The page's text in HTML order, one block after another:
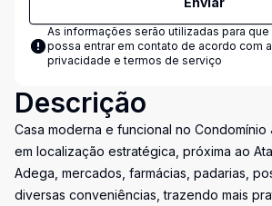
As informações serão utilizadas para
possa entrar em contato de acordo com a
privacidade e termos de serviço
Descrição
Casa moderna e funcional no Condomínio
em localização estratégica, próxima ao
Adega, mercados, farmácias, padarias,
diversas conveniências, trazendo mais